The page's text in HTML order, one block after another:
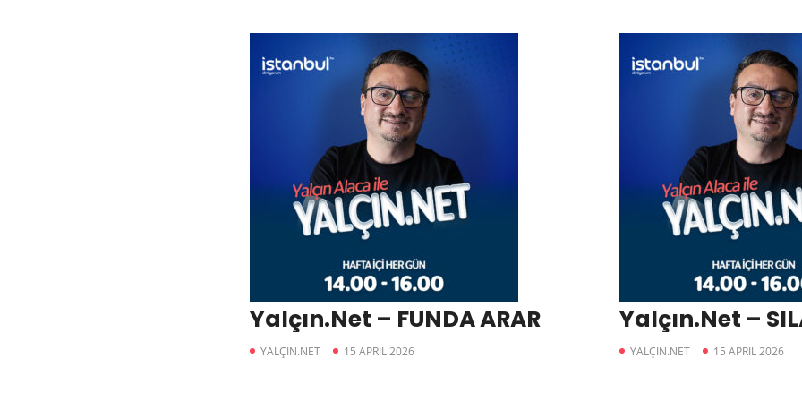
Yalçın.Net – FUNDA ARAR
YALÇIN.NET 15 APRIL 2026
Yalçın.Net –
YALÇIN.NET 15 APRIL 2026